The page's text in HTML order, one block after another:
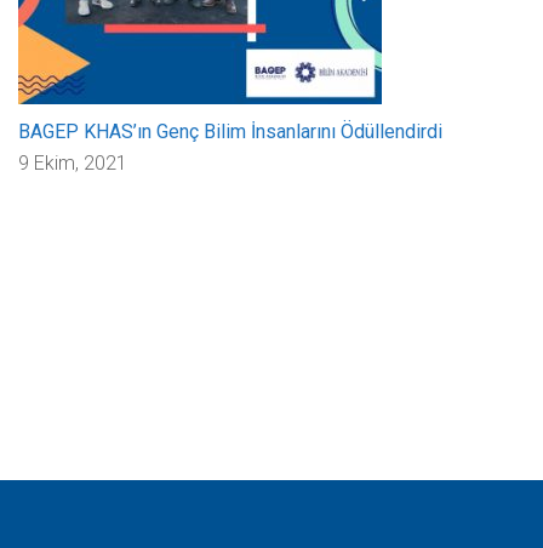
BAGEP KHAS’ın Genç Bilim İnsanlarını Ödüllendirdi
9 Ekim, 2021